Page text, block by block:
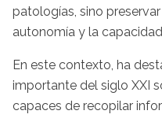
patologías, sino
autonomía y la
En este contexto, ha
importante del siglo XXI
capaces de recopilar